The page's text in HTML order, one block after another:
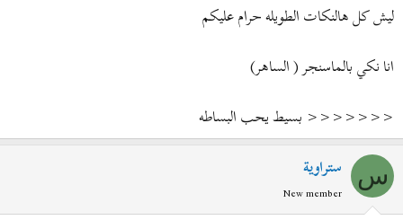
ليش كل هالنكات الطويله حرام عليكم
انا نكي بالماسنجر ( الساهر)
<<<<<<< بسيط يحب البساطه
س ستراوية
New member